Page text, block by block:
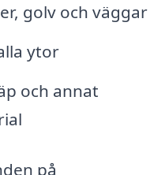
golv och väggar
ytor
och annat
på